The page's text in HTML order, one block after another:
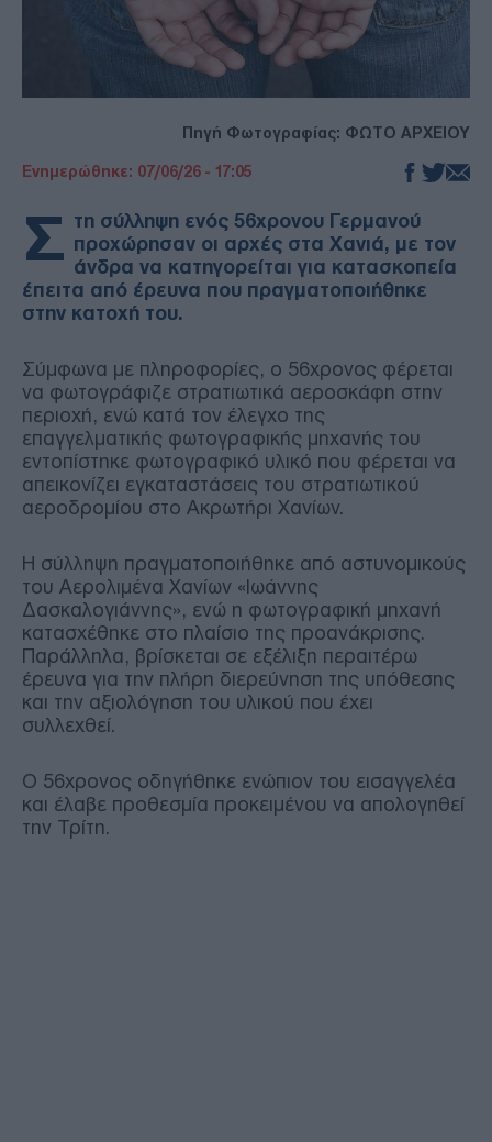
Πηγή Φωτογραφίας: ΦΩΤΟ ΑΡΧΕΙΟΥ
Ενημερώθηκε: 07/06/26 - 17:05
Σ τη σύλληψη ενός 56χρονου Γερμανού
προχώρησαν οι αρχές στα Χανιά, με τον
άνδρα να κατηγορείται για κατασκοπεία
έπειτα από έρευνα που πραγματοποιήθηκε
στην κατοχή του.
Σύμφωνα με πληροφορίες, ο 56χρονος φέρεται
να φωτογράφιζε στρατιωτικά αεροσκάφη στην
περιοχή, ενώ κατά τον έλεγχο της
επαγγελματικής φωτογραφικής μηχανής του
εντοπίστηκε φωτογραφικό υλικό που φέρεται να
απεικονίζει εγκαταστάσεις του στρατιωτικού
αεροδρομίου στο Ακρωτήρι Χανίων.
Η σύλληψη πραγματοποιήθηκε από αστυνομικούς
του Αερολιμένα Χανίων «Ιωάννης
Δασκαλογιάννης», ενώ η φωτογραφική μηχανή
κατασχέθηκε στο πλαίσιο της προανάκρισης.
Παράλληλα, βρίσκεται σε εξέλιξη περαιτέρω
έρευνα για την πλήρη διερεύνηση της υπόθεσης
και την αξιολόγηση του υλικού που έχει
συλλεχθεί.
Ο 56χρονος οδηγήθηκε ενώπιον του εισαγγελέα
και έλαβε προθεσμία προκειμένου να απολογηθεί
την Τρίτη.